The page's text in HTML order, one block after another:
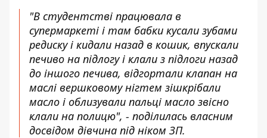
"В студентстві працювала в
супермаркеті і там бабки кусали зубами
редиску і кидали назад в кошик, впускали
печиво на підлогу і клали з підлоги назад
до іншого печива, відгортали клапан на
маслі вершковому нігтем зішкрібали
масло і облизували пальці масло звісно
клали на полицю", - поділилась власним
досвідом дівчина під ніком ЗП.